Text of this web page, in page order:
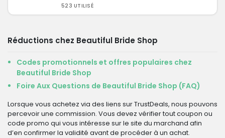
523 UTILISÉ
Réductions chez Beautiful Bride Shop
Codes promotionnels et offres populaires chez
Beautiful Bride Shop
Foire Aux Questions de Beautiful Bride Shop (FAQ)
Lorsque vous achetez via des liens sur TrustDeals, nous pouvons
percevoir une commission. Vous devez vérifier tout coupon ou
code promo qui vous intéresse sur le site du marchand afin
d’en confirmer la validité avant de procéder à un achat.